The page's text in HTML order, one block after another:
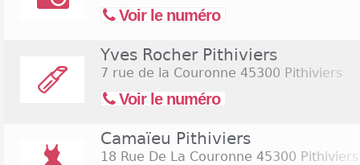
Voir le numéro
Yves Rocher Pithiviers
7 rue de la Couronne 45300 Pithiviers
Voir le numéro
Camaïeu Pithiviers
18 Rue De La Couronne 45300 Pithiviers